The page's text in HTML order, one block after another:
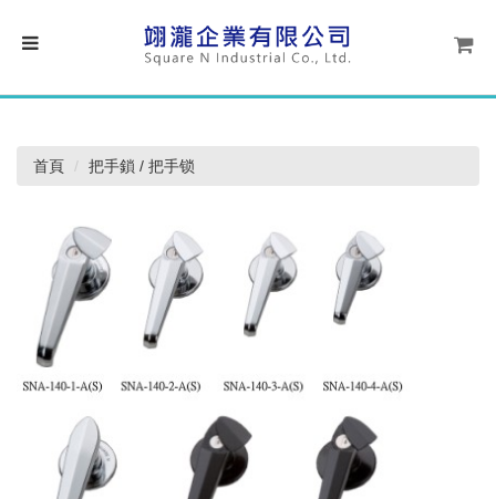
首頁 把手鎖 / 把手锁